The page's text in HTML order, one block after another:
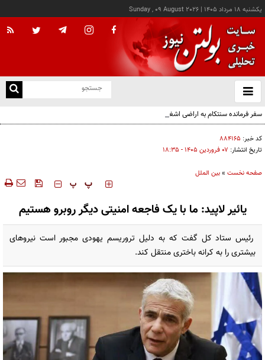
يکشنبه ۱۸ مرداد ۱۴۰۵ |
Sunday , 09 August 2026
باز
و
سفر فرمانده سنتکام به اراضی اشغالی
کد خبر: ۸۸۴۱۶۵
تاریخ انتشار: ۰۷ فروردين ۱۴۰۵ - ۱۸:۳۵
صفحه نخست »بین الملل
‍‍‍ پ پ
یائیر لاپید: ما با یک فاجعه امنیتی دیگر روبرو هستیم
رئیس ستاد کل گفت که به دلیل تروریسم یهودی مجبور است نیروهای
بیشتری را به کرانه باختری منتقل کند.